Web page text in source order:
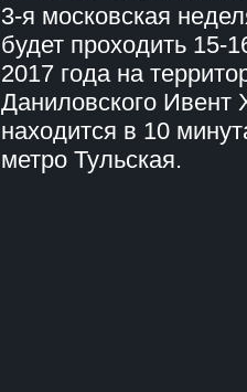
3-я московская
будет проходить 15-
2017 года на
Даниловского Ивент
находится в 10
метро Тульская.